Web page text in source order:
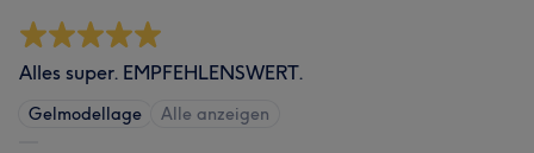
Alles super. EMPFEHLENSWERT.
Gelmodellage Alle anzeigen